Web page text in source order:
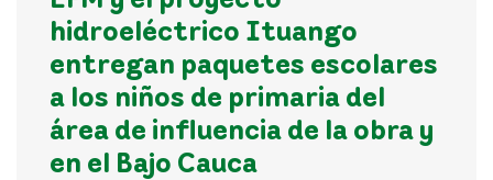
hidroeléctrico Ituango
entregan paquetes escolares
a los niños de primaria del
área de influencia de la obra y
en el Bajo Cauca